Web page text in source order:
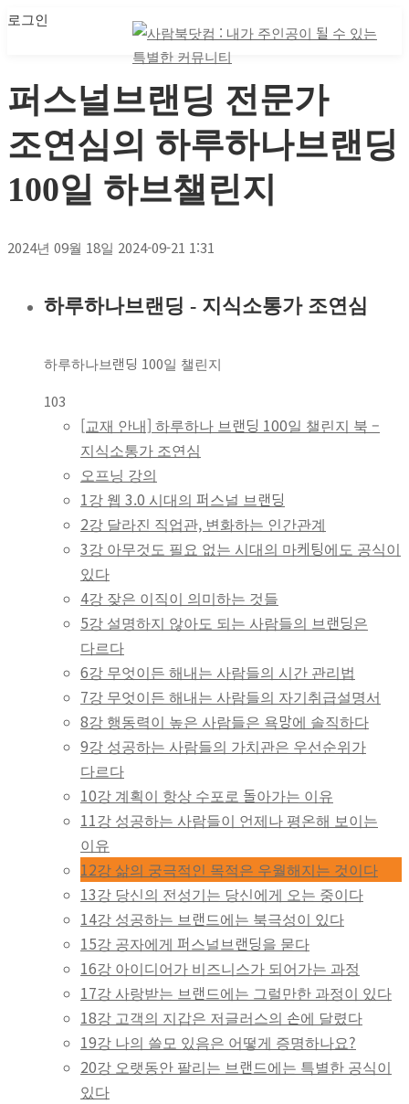
로그인
퍼스널브랜딩 전문가
조연심의 하루하나브랜딩
100일 하브챌린지
2024년 09월 18일 2024-09-21 1:31
퍼스널브랜딩
전문가
조연심의
하루하나브랜딩
100일
하브챌린지
하루하나브랜딩 - 지식소통가 조연심
하루하나브랜딩 100일 챌린지
103
[교재 안내] 하루하나 브랜딩 100일 챌린지 북 –
지식소통가 조연심
오프닝 강의
1강 웹 3.0 시대의 퍼스널 브랜딩
2강 달라진 직업관, 변화하는 인간관계
3강 아무것도 필요 없는 시대의 마케팅에도 공식이
있다
4강 잦은 이직이 의미하는 것들
5강 설명하지 않아도 되는 사람들의 브랜딩은
다르다
6강 무엇이든 해내는 사람들의 시간 관리법
7강 무엇이든 해내는 사람들의 자기취급설명서
8강 행동력이 높은 사람들은 욕망에 솔직하다
9강 성공하는 사람들의 가치관은 우선순위가
다르다
10강 계획이 항상 수포로 돌아가는 이유
11강 성공하는 사람들이 언제나 평온해 보이는
이유
12강 삶의 궁극적인 목적은 우월해지는 것이다
13강 당신의 전성기는 당신에게 오는 중이다
14강 성공하는 브랜드에는 북극성이 있다
15강 공자에게 퍼스널브랜딩을 묻다
16강 아이디어가 비즈니스가 되어가는 과정
17강 사랑받는 브랜드에는 그럴만한 과정이 있다
18강 고객의 지갑은 저글러스의 손에 달렸다
19강 나의 쓸모 있음은 어떻게 증명하나요?
20강 오랫동안 팔리는 브랜드에는 특별한 공식이
있다